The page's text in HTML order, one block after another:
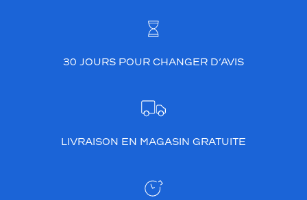
30 JOURS POUR CHANGER D’AVIS
LIVRAISON EN MAGASIN GRATUITE